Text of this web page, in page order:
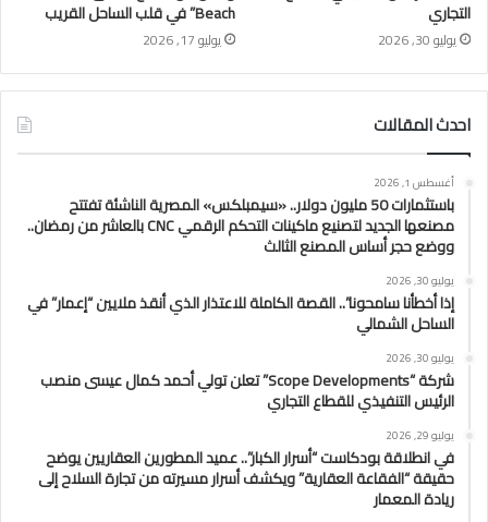
التجاري
يوليو 30, 2026
Beach” في قلب الساحل القريب
يوليو 17, 2026
احدث المقالات
أغسطس 1, 2026
باستثمارات 50 مليون دولار.. «سيمبلكس» المصرية الناشئة تفتتح
مصنعها الجديد لتصنيع ماكينات التحكم الرقمي CNC بالعاشر من رمضان..
ووضع حجر أساس المصنع الثالث
يوليو 30, 2026
إذا أخطأنا سامحونا”.. القصة الكاملة للاعتذار الذي أنقذ ملايين “إعمار” في
الساحل الشمالي
يوليو 30, 2026
شركة “Scope Developments” تعلن تولي أحمد كمال عيسى منصب
الرئيس التنفيذي للقطاع التجاري
يوليو 29, 2026
في انطلاقة بودكاست “أسرار الكبار”.. عميد المطورين العقاريين يوضح
حقيقة “الفقاعة العقارية” ويكشف أسرار مسيرته من تجارة السلاح إلى
ريادة المعمار